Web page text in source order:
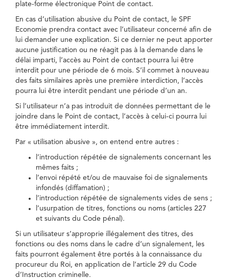
plate-forme électronique Point de contact.
En cas d’utilisation abusive du Point de contact, le SPF
Economie prendra contact avec l’utilisateur concerné afin de
lui demander une explication. Si ce dernier ne peut apporter
aucune justification ou ne réagit pas à la demande dans le
délai imparti, l’accès au Point de contact pourra lui être
interdit pour une période de 6 mois. S’il commet à nouveau
des faits similaires après une première interdiction, l’accès
pourra lui être interdit pendant une période d’un an.
Si l’utilisateur n’a pas introduit de données permettant de le
joindre dans le Point de contact, l’accès à celui-ci pourra lui
être immédiatement interdit.
Par « utilisation abusive », on entend entre autres :
l’introduction répétée de signalements concernant les
mêmes faits ;
l’envoi répété et/ou de mauvaise foi de signalements
infondés (diffamation) ;
l’introduction répétée de signalements vides de sens ;
l’usurpation de titres, fonctions ou noms (articles 227
et suivants du Code pénal).
Si un utilisateur s’approprie illégalement des titres, des
fonctions ou des noms dans le cadre d’un signalement, les
faits pourront également être portés à la connaissance du
procureur du Roi, en application de l’article 29 du Code
d’Instruction criminelle.